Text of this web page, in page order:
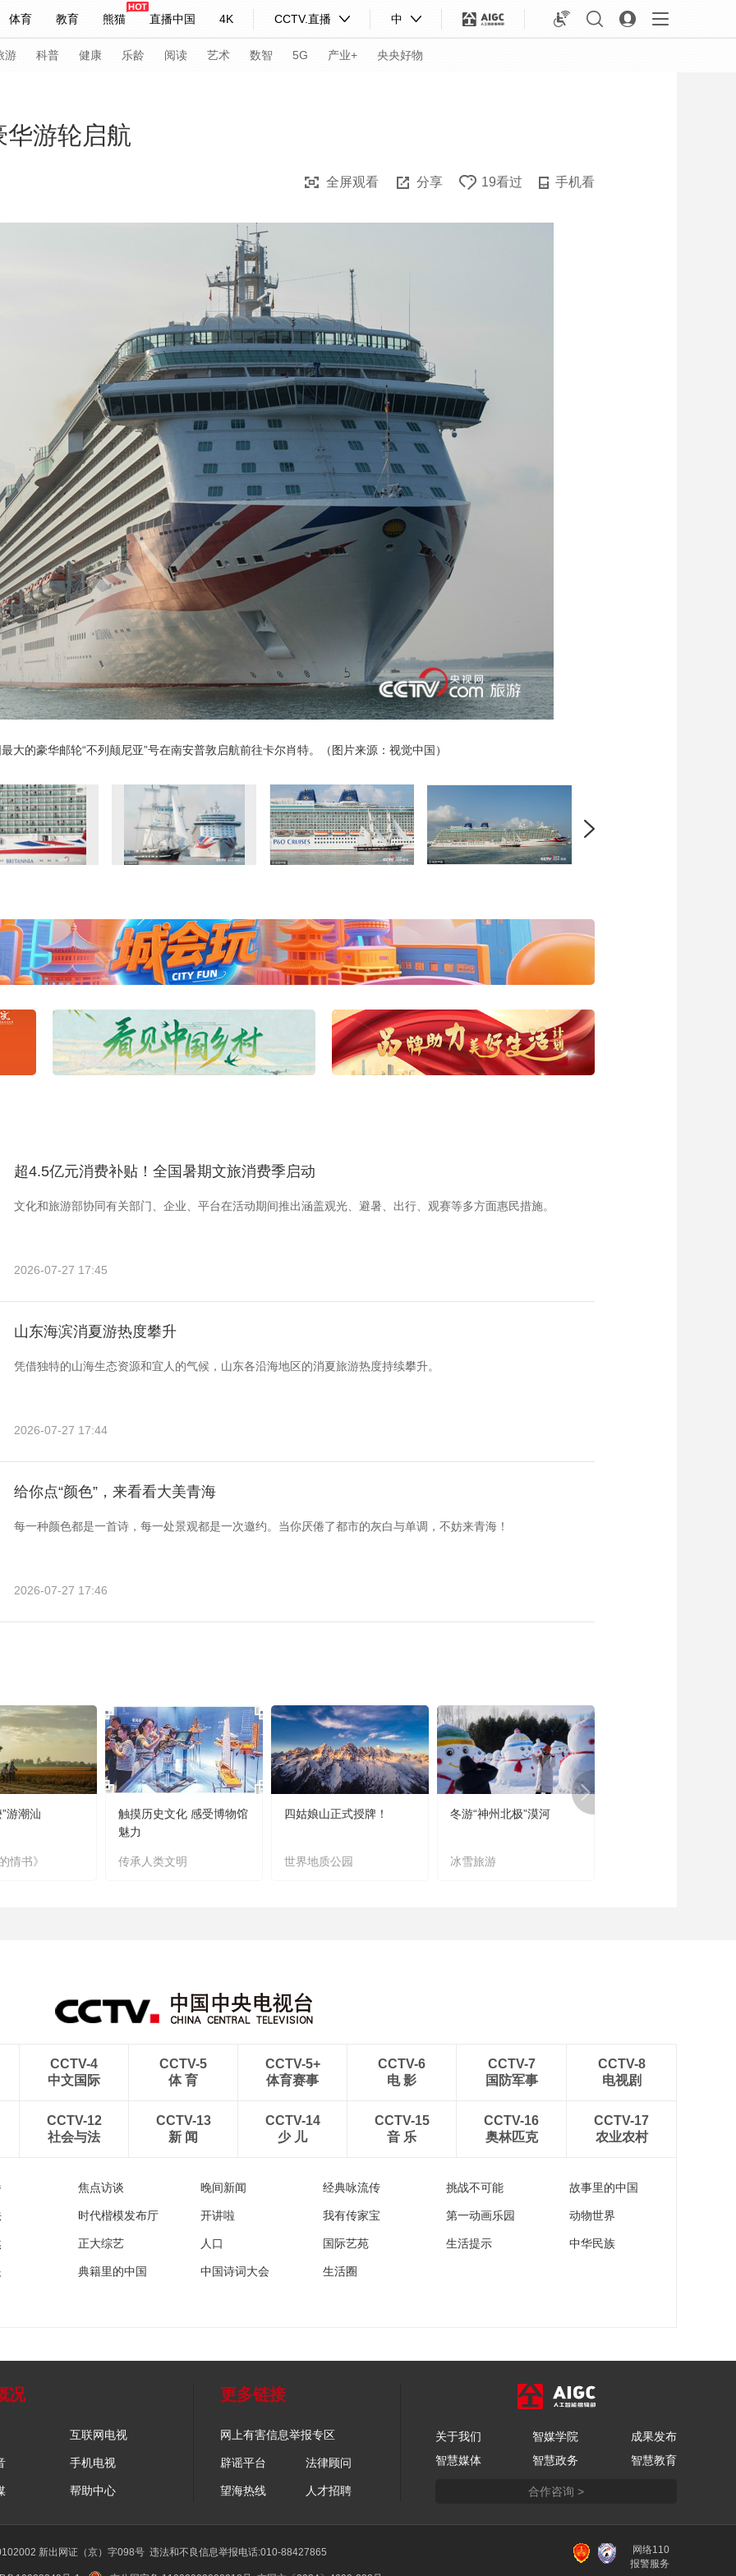
体育 教育 熊猫 直播中国 4K CCTV.直播 中
妙语 热解读 天天学习
持人 下载央视影音
游 科普 健康 乐龄 阅读 艺术 数智 5G 产业+ 央央好物
中超 国足 国际足球 网球 综合体育
文化体育 冰雪道路 足球道路
非遗 文化 旅游 科普 健康 乐龄 阅读 艺术 汽车 数智
超级工厂 智敬中国 全民健康 颜选攻略 海洋 时尚 天气 才艺
收视榜 总台企业白名单
华游轮启航
全屏观看 分享 19看过 手机看
大的豪华邮轮“不列颠尼亚”号在南安普敦启航前往卡尔肖特。（图片来源：视觉中国）
超4.5亿元消费补贴！全国暑期文旅消费季启动
文化和旅游部协同有关部门、企业、平台在活动期间推出涵盖观光、避暑、出行、观赛等多方面惠民措施。
2026-07-27 17:45
山东海滨消夏游热度攀升
凭借独特的山海生态资源和宜人的气候，山东各沿海地区的消夏旅游热度持续攀升。
2026-07-27 17:44
给你点“颜色”，来看看大美青海
每一种颜色都是一首诗，每一处景观都是一次邀约。当你厌倦了都市的灰白与单调，不妨来青海！
2026-07-27 17:46
游潮汕
情书》
触摸历史文化 感受博物馆
魅力
传承人类文明
四姑娘山正式授牌！
世界地质公园
冬游“神州北极”漠河
冰雪旅游
CCTV-4
中文国际
CCTV-5
体 育
CCTV-5+
体育赛事
CCTV-6
电 影
CCTV-7
国防军事
CCTV-8
电视剧
CCTV-12
社会与法
CCTV-13
新 闻
CCTV-14
少 儿
CCTV-15
音 乐
CCTV-16
奥林匹克
CCTV-17
农业农村
焦点访谈 晚间新闻 经典咏流传 挑战不可能 故事里的中国
时代楷模发布厅 开讲啦 我有传家宝 第一动画乐园 动物世界
正大综艺 人口 国际艺苑 生活提示 中华民族
典籍里的中国 中国诗词大会 生活圈
况
互联网电视
手机电视
帮助中心
更多链接
网上有害信息举报专区
辟谣平台 法律顾问
望海热线 人才招聘
关于我们 智媒学院
成果发布
智慧媒体
智慧政务 智慧教育
合作咨询 >
新出网证（京）字098号 违法和不良信息举报电话:010-88427865
网络110
报警服务